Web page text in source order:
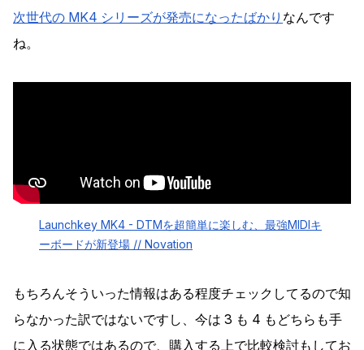
次世代の MK4 シリーズが発売になったばかり なんです
ね。
Launchkey MK4 - DTMを超簡単に楽しむ、最強MIDIキ
ーボードが新登場 // Novation
もちろんそういった情報はある程度チェックしてるので知
らなかった訳ではないですし、今は 3 も 4 もどちらも手
に入る状態ではあるので、購入する上で比較検討もしてお